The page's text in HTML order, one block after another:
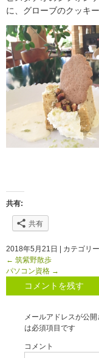
に、グローブのクッキ
共有:
共有
2018年5月21日 | カテゴリ
← 筑紫野散歩
パソコン資格 →
コメントを残す
メールアドレスが公開
は必須項目です
コメント